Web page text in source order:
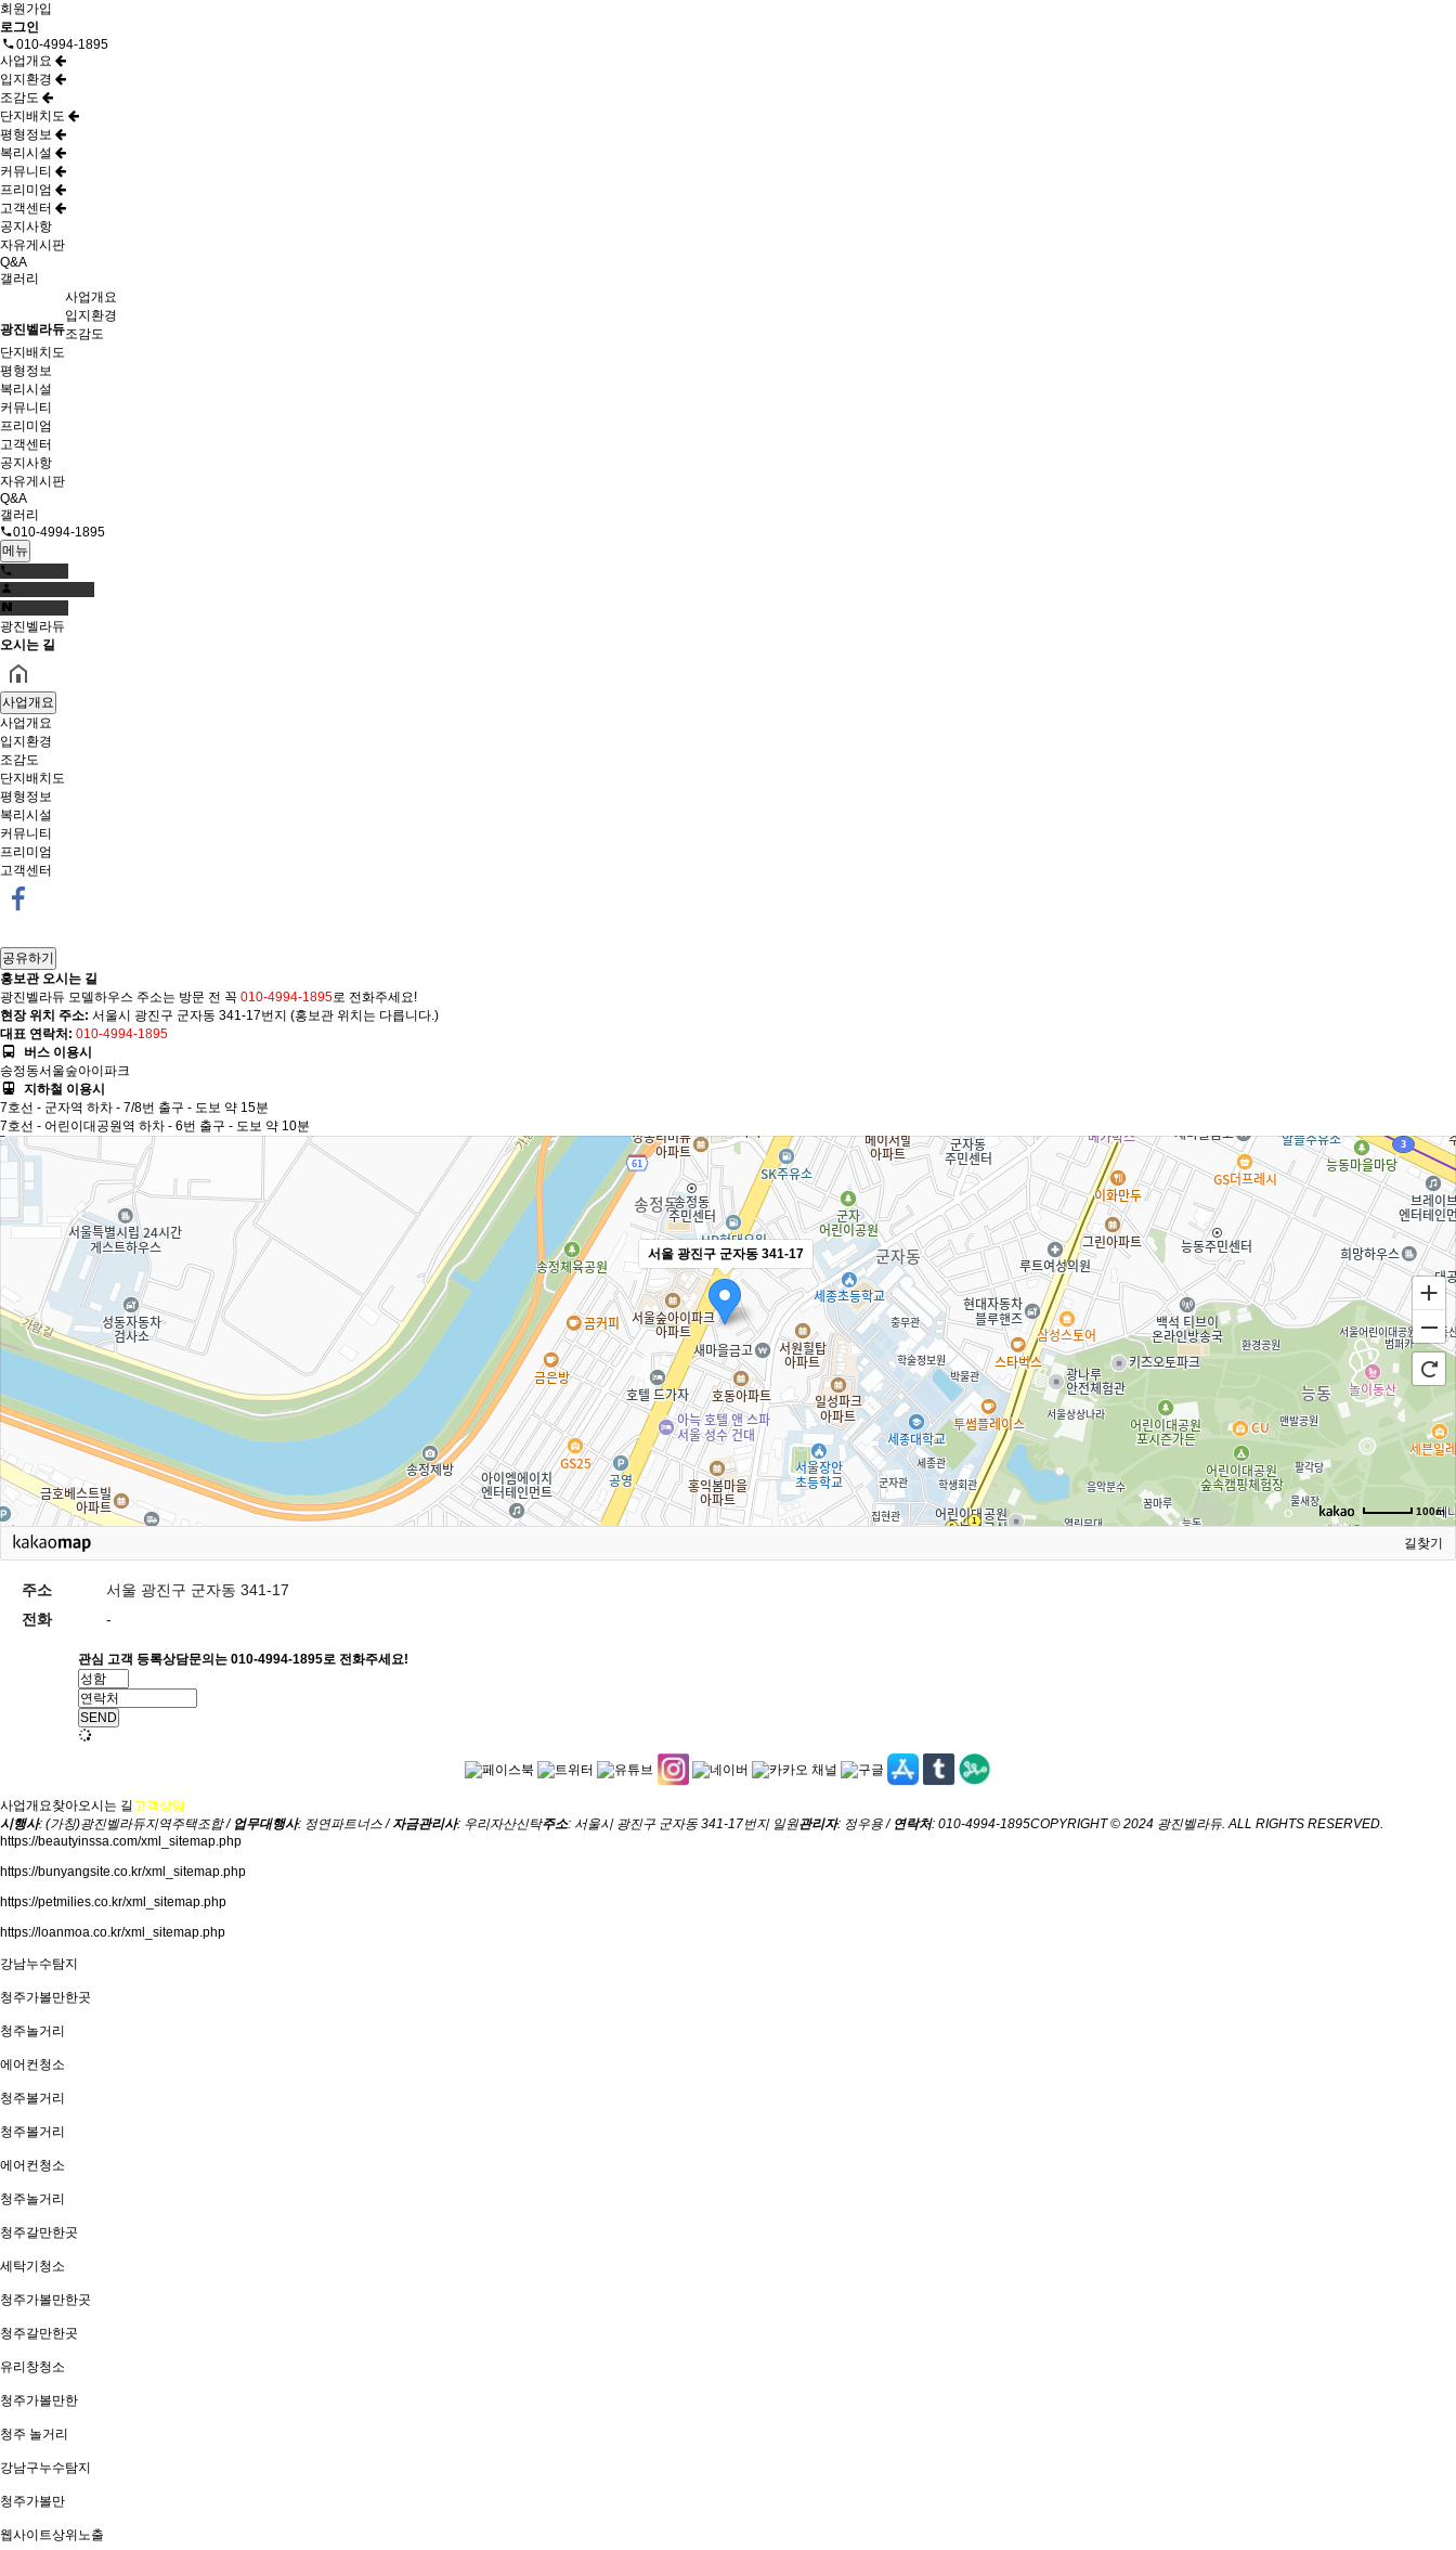
회원가입
로그인
010-4994-1895
사업개요
입지환경
조감도
단지배치도
평형정보
복리시설
커뮤니티
프리미엄
고객센터
공지사항
자유게시판
Q&A
갤러리
광진벨라듀
사업개요
입지환경
조감도
단지배치도
평형정보
복리시설
커뮤니티
프리미엄
고객센터
공지사항
자유게시판
Q&A
갤러리
010-4994-1895
메뉴
광진벨라듀
오시는 길
사업개요
사업개요
입지환경
조감도
단지배치도
평형정보
복리시설
커뮤니티
프리미엄
고객센터
공유하기
홍보관 오시는 길
광진벨라듀 모델하우스 주소는 방문 전 꼭 010-4994-1895로 전화주세요!
현장 위치 주소: 서울시 광진구 군자동 341-17번지 (홍보관 위치는 다릅니다.)
대표 연락처: 010-4994-1895
버스 이용시
송정동서울숲아이파크
지하철 이용시
7호선 - 군자역 하차 - 7/8번 출구 - 도보 약 15분
7호선 - 어린이대공원역 하차 - 6번 출구 - 도보 약 10분
서울 광진구 군자동 341-17
100m
길찾기
주소
서울 광진구 군자동 341-17
전화
-
관심 고객 등록상담문의는 010-4994-1895로 전화주세요!
SEND
사업개요찾아오시는 길 고객상담
시행사: (가칭)광진벨라듀지역주택조합 / 업무대행사: 정연파트너스 /자금관리사: 우리자산신탁주소: 서울시 광진구 군자동 341-17번지 일원관리자: 정우용 / 연락처: 010-4994-1895COPYRIGHT © 2024 광진벨라듀. ALL RIGHTS RESERVED.
https://beautyinssa.com/xml_sitemap.php
https://bunyangsite.co.kr/xml_sitemap.php
https://petmilies.co.kr/xml_sitemap.php
https://loanmoa.co.kr/xml_sitemap.php
강남누수탐지
청주가볼만한곳
청주놀거리
에어컨청소
청주볼거리
청주볼거리
에어컨청소
청주놀거리
청주갈만한곳
세탁기청소
청주가볼만한곳
청주갈만한곳
유리창청소
청주가볼만한
청주 놀거리
강남구누수탐지
청주가볼만
웹사이트상위노출